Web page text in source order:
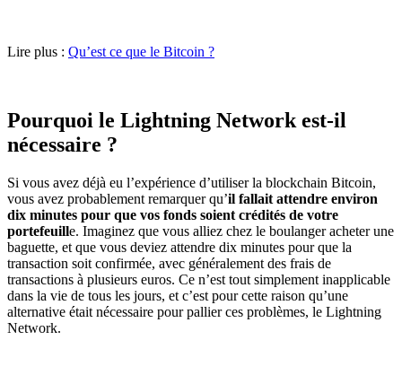
Lire plus : Qu’est ce que le Bitcoin ?
Pourquoi le Lightning Network est-il
nécessaire ?
Si vous avez déjà eu l’expérience d’utiliser la blockchain Bitcoin,
vous avez probablement remarquer qu’il fallait attendre environ
dix minutes pour que vos fonds soient crédités de votre
portefeuille. Imaginez que vous alliez chez le boulanger acheter une
baguette, et que vous deviez attendre dix minutes pour que la
transaction soit confirmée, avec généralement des frais de
transactions à plusieurs euros. Ce n’est tout simplement inapplicable
dans la vie de tous les jours, et c’est pour cette raison qu’une
alternative était nécessaire pour pallier ces problèmes, le Lightning
Network.